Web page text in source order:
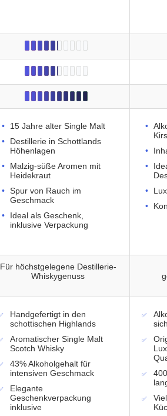
15 Jahre alter Single Malt
Destillerie in Schottlands
Höhenlagen
Malzig-süße Aromen mit
Heidekraut
Spur von Rauch im
Geschmack
Ideal als Geschenk,
inklusive Verpackung
Für höchstgelegene Destillerie-
Whiskygenuss
Handgefertigt in den
schottischen Highlands
Aromatischer Single Malt
Scotch Whisky
43% Alkoholgehalt für
intensiven Geschmack
Elegante
Geschenkverpackung
inklusive